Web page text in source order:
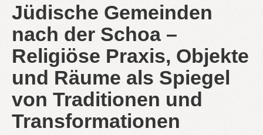
Jüdische Gemeinden
nach der Schoa –
Religiöse Praxis, Objekte
und Räume als Spiegel
von Traditionen und
Transformationen